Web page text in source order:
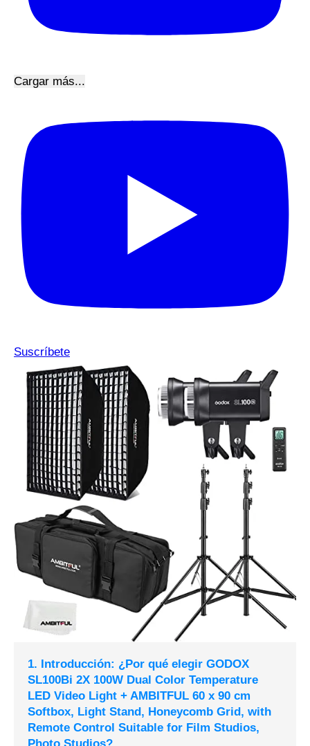
Cargar más...
Suscríbete
1. Introducción: ¿Por qué elegir GODOX
SL100Bi 2X 100W Dual Color Temperature
LED Video Light + AMBITFUL 60 x 90 cm
Softbox, Light Stand, Honeycomb Grid, with
Remote Control Suitable for Film Studios,